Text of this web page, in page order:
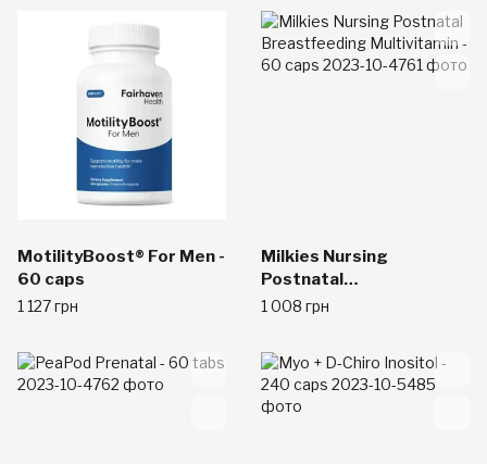
MotilityBoost® For Men -
60 caps
1 127 грн
Milkies Nursing
Postnatal
Breastfeeding
1 008 грн